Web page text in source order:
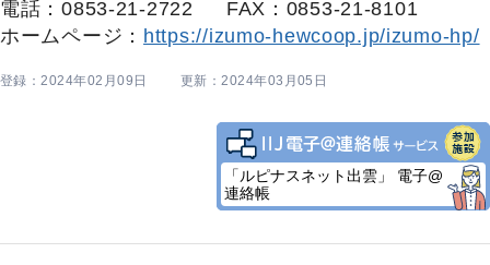
電話：0853-21-2722
FAX：0853-21-8101
ホームページ： https://izumo-hewcoop.jp/izumo-hp/
登録：2024年02月09日 更新：2024年03月05日
「ルピナスネット出雲」 電子@
連絡帳